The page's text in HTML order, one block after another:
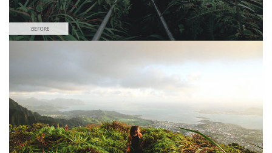
โปรดเลือก
#21 "Jungle"
Majestic Landscape